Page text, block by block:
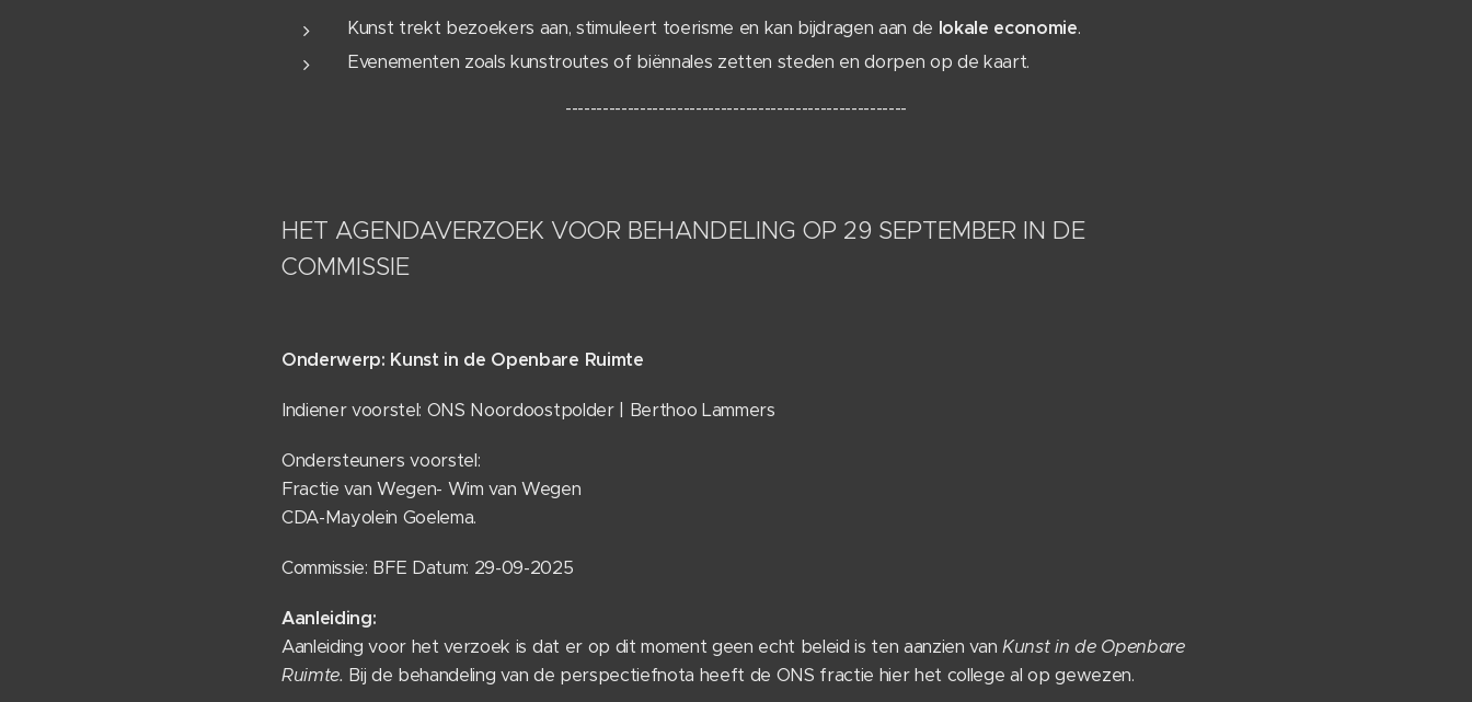
Kunst trekt bezoekers aan, stimuleert toerisme en kan bijdragen aan de lokale economie.
Evenementen zoals kunstroutes of biënnales zetten steden en dorpen op de kaart.
-------------------------------------------------------
HET AGENDAVERZOEK VOOR BEHANDELING OP 29 SEPTEMBER IN DE
COMMISSIE
Onderwerp: Kunst in de Openbare Ruimte
Indiener voorstel: ONS Noordoostpolder | Berthoo Lammers
Ondersteuners voorstel:
Fractie van Wegen- Wim van Wegen
CDA-Mayolein Goelema.
Commissie: BFE Datum: 29-09-2025
Aanleiding:
Aanleiding voor het verzoek is dat er op dit moment geen echt beleid is ten aanzien van Kunst in de Openbare
Ruimte. Bij de behandeling van de perspectiefnota heeft de ONS fractie hier het college al op gewezen.